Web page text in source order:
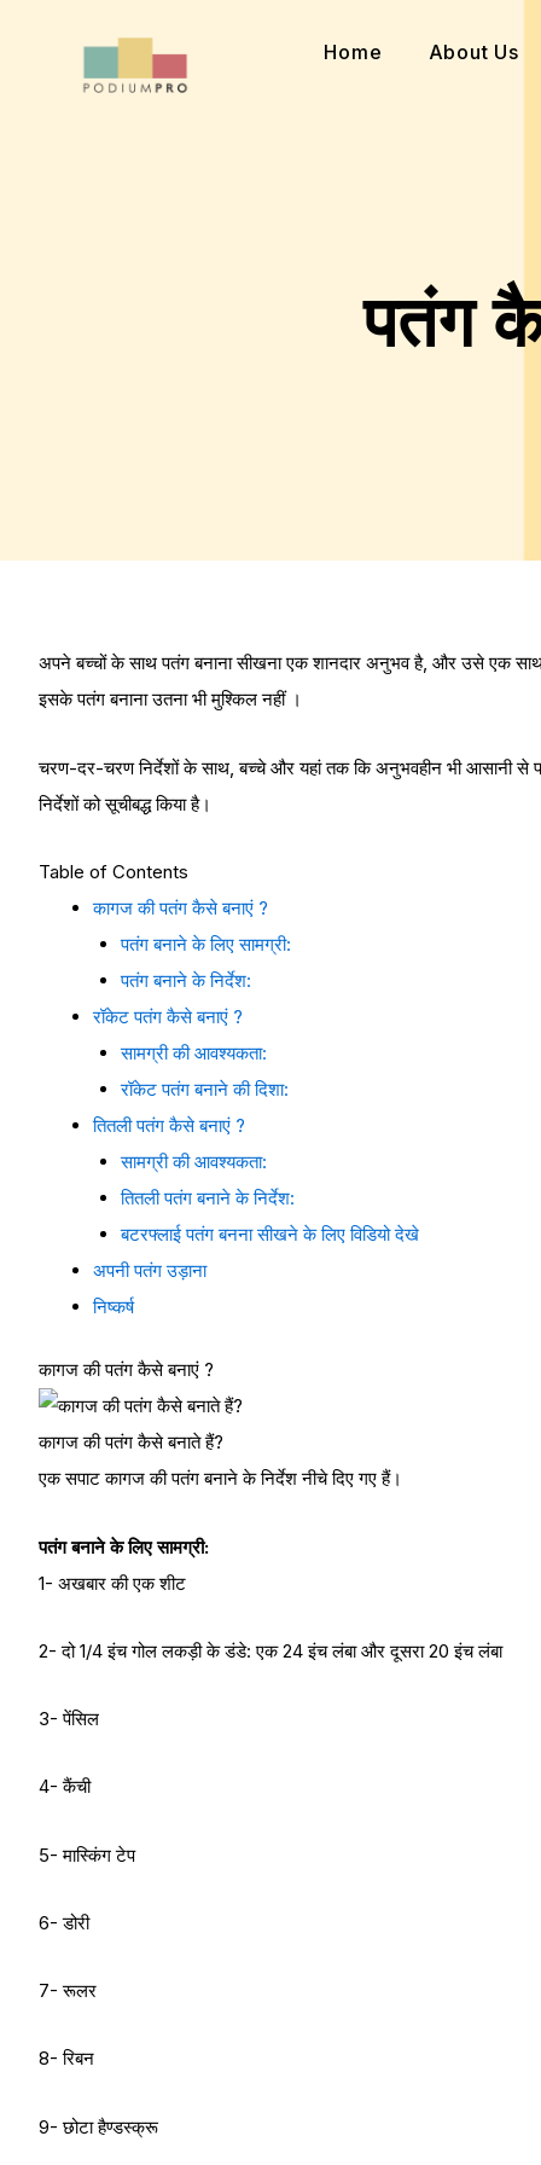
Home About Us
पतंग
अपने बच्चों के साथ पतंग बनाना सीखना एक शानदार अनुभव है, और उसे एक
इसके पतंग बनाना उतना भी मुश्किल नहीं ।
चरण-दर-चरण निर्देशों के साथ, बच्चे और यहां तक कि अनुभवहीन भी
निर्देशों को सूचीबद्ध किया है।
Table of Contents
कागज की पतंग कैसे बनाएं ?
पतंग बनाने के लिए सामग्री:
पतंग बनाने के निर्देश:
रॉकेट पतंग कैसे बनाएं ?
सामग्री की आवश्यकता:
रॉकेट पतंग बनाने की दिशा:
तितली पतंग कैसे बनाएं ?
सामग्री की आवश्यकता:
तितली पतंग बनाने के निर्देश:
बटरफ्लाई पतंग बनना सीखने के लिए विडियो देखे
अपनी पतंग उड़ाना
निष्कर्ष
कागज की पतंग कैसे बनाएं ?
कागज की पतंग कैसे बनाते हैं?
एक सपाट कागज की पतंग बनाने के निर्देश नीचे दिए गए हैं।
पतंग बनाने के लिए सामग्री:
1- अखबार की एक शीट
2- दो 1/4 इंच गोल लकड़ी के डंडे: एक 24 इंच लंबा और दूसरा 20 इंच लंबा
3- पेंसिल
4- कैंची
5- मास्किंग टेप
6- डोरी
7- रूलर
8- रिबन
9- छोटा हैण्डस्क्रू